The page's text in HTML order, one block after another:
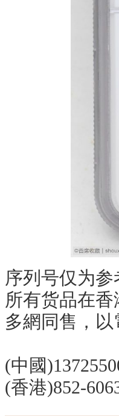
序列号仅为
所有货品在
多網同售，
(中國
(香港)852-